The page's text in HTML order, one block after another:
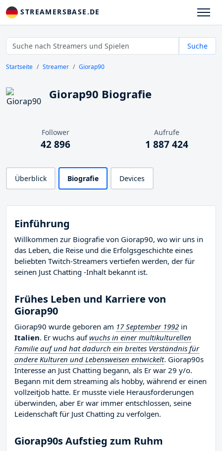
STREAMERSBASE.DE
Suche
Startseite Streamer Giorap90
Giorap90 Biografie
Follower
42 896
Aufrufe
1 887 424
Überblick Biografie Devices
Einführung
Willkommen zur Biografie von Giorap90, wo wir uns in
das Leben, die Reise und die Erfolgsgeschichte eines
beliebten Twitch-Streamers vertiefen werden, der für
seinen Just Chatting -Inhalt bekannt ist.
Frühes Leben und Karriere von
Giorap90
Giorap90 wurde geboren am 17 September 1992 in
Italien. Er wuchs aufwuchs in einer multikulturellen
Familie auf und hat dadurch ein breites Verständnis für
andere Kulturen und Lebensweisen entwickelt. Giorap90s
Interesse an Just Chatting begann, als Er war 29 y/o.
Begann mit dem streaming als hobby, während er einen
vollzeitjob hatte. Er musste viele Herausforderungen
überwinden, aber Er war immer entschlossen, seine
Leidenschaft für Just Chatting zu verfolgen.
Giorap90s Aufstieg zum Ruhm